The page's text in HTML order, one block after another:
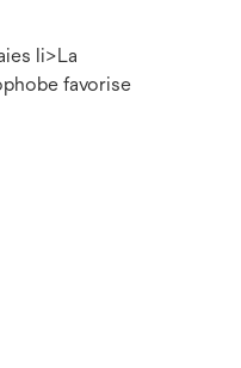
li>La
favorise